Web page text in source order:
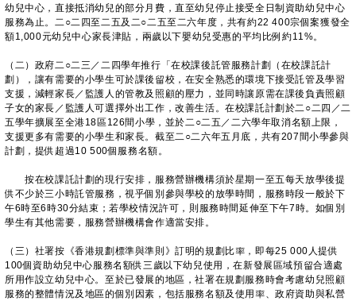
幼兒中心，直接抵消幼兒的部分月費，直至幼兒停止接受全日制資助幼兒中心
服務為止。二○二四至二五及二○二五至二六年度，共有約22 400宗個案獲發全
額1,000元幼兒中心家長津貼，兩歲以下嬰幼兒受惠的平均比例約11%。
（二）政府二○二三／二四學年推行「在校課後託管服務計劃（在校課託計
劃），讓有需要的小學生可於課後留校，在安全熟悉的環境下接受託管及學習
支援，減輕家長／監護人的管教及照顧的壓力，並同時讓原需在課後負責照顧
子女的家長／監護人可選擇外出工作，改善生活。在校課託計劃於二○二四／二
五學年擴展至全港18區126間小學，並於二○二五／二六學年取消名額上限，
支援更多有需要的小學生和家長。截至二○二六年五月底，共有207間小學參與
計劃，提供超過10 500個服務名額。
按在校課託計劃的現行安排，服務營辦機構須於星期一至五每天放學後提
供不少於三小時託管服務，視乎個別參與學校的放學時間，服務時段一般於下
午6時至6時30分結束；若學校情況許可，則服務時間延伸至下午7時。如個別
學生有其他需要，服務營辦機構會作適當安排。
（三）社署按《香港規劃標準與準則》訂明的規劃比率，即每‍25 000人提供
100個資助幼兒中心服務名額供三歲以下幼兒使用，在新發展區域預留合適處
所用作設立幼兒中心。至於已發展的地區，社署在規劃服務時會考慮幼兒照顧
服務的整體情況及地區的個別因素，包括服務名額及使用率、政府資助與私營